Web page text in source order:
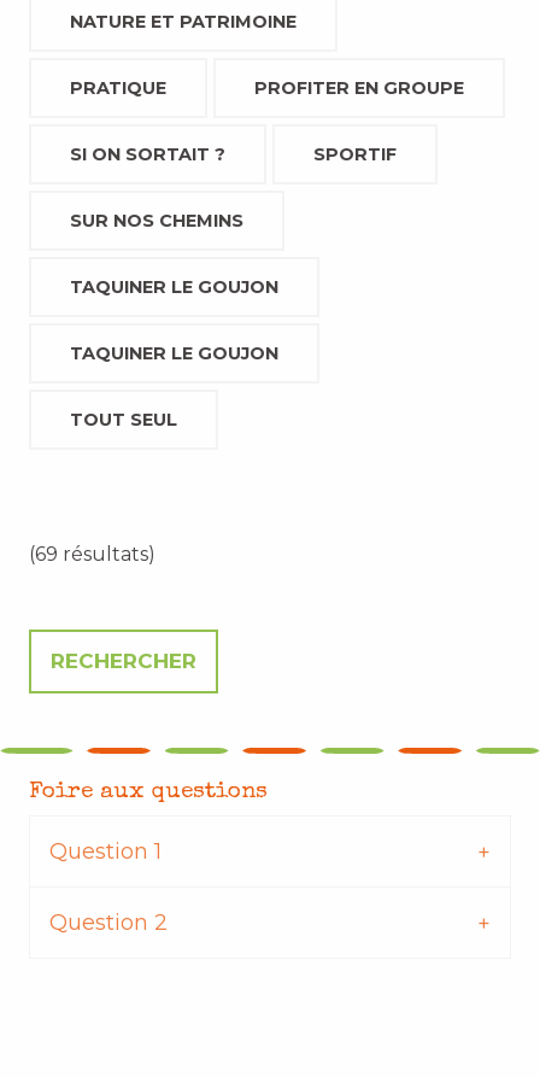
NATURE ET PATRIMOINE
PRATIQUE PROFITER EN GROUPE
SI ON SORTAIT ? SPORTIF
SUR NOS CHEMINS
TAQUINER LE GOUJON
TAQUINER LE GOUJON
TOUT SEUL
(69 résultats)
Foire aux questions
Question 1
Question 2